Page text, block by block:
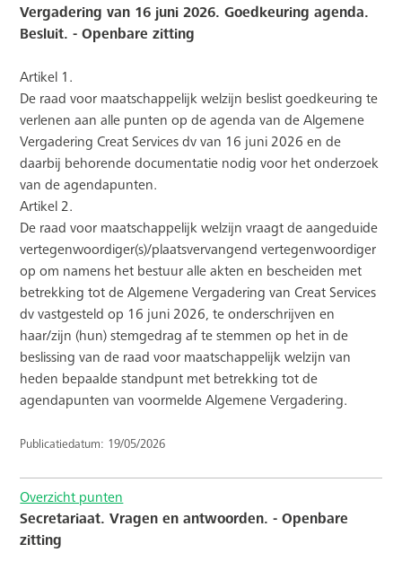
Vergadering van 16 juni 2026. Goedkeuring agenda.
Besluit. - Openbare zitting
Artikel 1.
De raad voor maatschappelijk welzijn beslist goedkeuring te
verlenen aan alle punten op de agenda van de Algemene
Vergadering Creat Services dv van 16 juni 2026 en de
daarbij behorende documentatie nodig voor het onderzoek
van de agendapunten.
Artikel 2.
De raad voor maatschappelijk welzijn vraagt de aangeduide
vertegenwoordiger(s)/plaatsvervangend vertegenwoordiger
op om namens het bestuur alle akten en bescheiden met
betrekking tot de Algemene Vergadering van Creat Services
dv vastgesteld op 16 juni 2026, te onderschrijven en
haar/zijn (hun) stemgedrag af te stemmen op het in de
beslissing van de raad voor maatschappelijk welzijn van
heden bepaalde standpunt met betrekking tot de
agendapunten van voormelde Algemene Vergadering.
Publicatiedatum: 19/05/2026
Overzicht punten
Secretariaat. Vragen en antwoorden. - Openbare
zitting